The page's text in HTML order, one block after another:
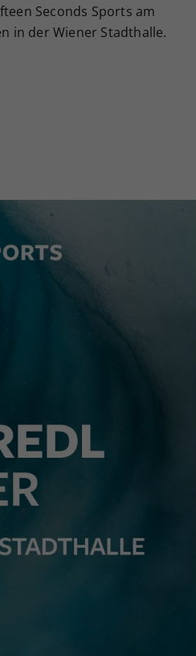
Seconds Sports am
in der Wiener Stadthalle.